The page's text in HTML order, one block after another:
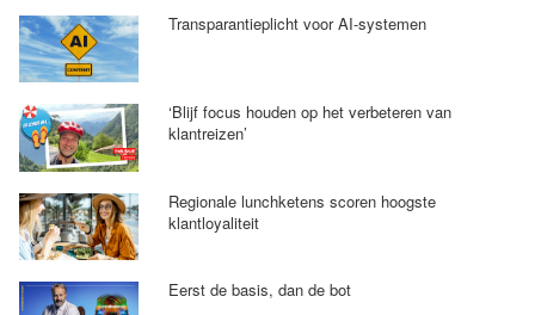
Transparantieplicht voor AI-systemen
‘Blijf focus houden op het verbeteren van
klantreizen’
Regionale lunchketens scoren hoogste
klantloyaliteit
Eerst de basis, dan de bot